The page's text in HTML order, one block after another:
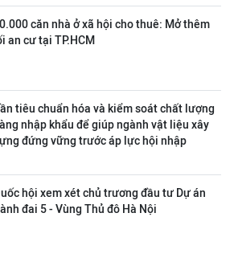
căn nhà ở xã hội cho thuê: Mở thêm
an cư tại TP.HCM
tiêu chuẩn hóa và kiểm soát chất lượng
nhập khẩu để giúp ngành vật liệu xây
đứng vững trước áp lực hội nhập
hội xem xét chủ trương đầu tư Dự án
đai 5 - Vùng Thủ đô Hà Nội